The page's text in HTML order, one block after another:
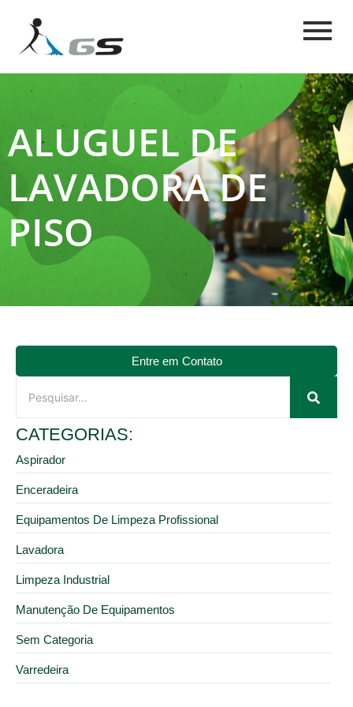
ALUGUEL DE
LAVADORA DE
PISO
Entre em Contato
CATEGORIAS:
Aspirador
Enceradeira
Equipamentos De Limpeza Profissional
Lavadora
Limpeza Industrial
Manutenção De Equipamentos
Sem Categoria
Varredeira